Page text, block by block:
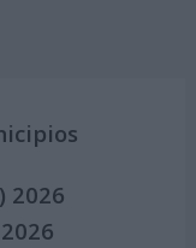
2026